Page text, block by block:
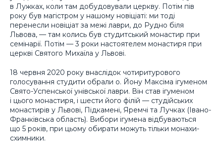
в Лужках, коли там добудовували церкву. Потім пів
року був магістром у нашому новіціаті: ми тоді
перенесли новіціат за межі лаври, до Рудно біля
Львова, — там колись був студитський монастир при
семінарії. Потім — 3 роки настоятелем монастиря при
церкві Святого Михаїла у Львові.
18 червня 2020 року внаслідок чотиритурового
голосування студити обрали о. Йону Максіма ігуменом
Свято-Успенської унівської лаври. Він став ігуменом
і цього монастиря, і шести його філій — студійських
монастирів у Львові, Підкамені, Яремчі та Лучках (Івано-
Франківська область). Вибори ігумена відбуваються
що 5 років, при цьому обирати можуть тільки монахи-
схимники.